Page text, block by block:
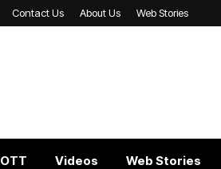
Contact Us About Us Web Stories
OTT Videos Web Stories